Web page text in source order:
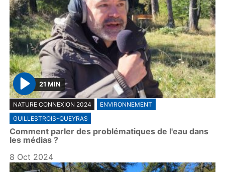
P
l
a
y
21 MIN
NATURE CONNEXION 2024
ENVIRONNEMENT
GUILLESTROIS-QUEYRAS
Comment parler des problématiques de l'eau dans
les médias ?
8 Oct 2024